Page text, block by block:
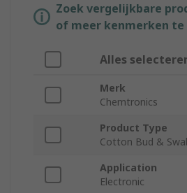
Zoek vergelijkbare
of meer kenmerken
Alles
Merk
Chemtronics
Product Type
Cotton Bud &
Application
Electronic